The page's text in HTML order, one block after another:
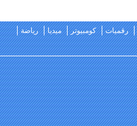
رقميات كومبيوتر ميديا
رياضة